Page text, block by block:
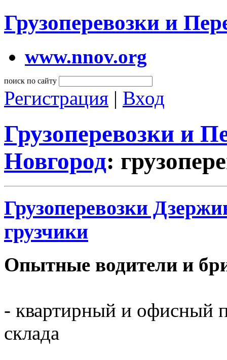
Грузоперевозки и
www.nnov.org
поиск по сайту
Регистрация | Вход
Грузоперевозки и
Новгород:
Грузоперевозки
грузчики
Опытные водители и
- квартирный и офисный
склада